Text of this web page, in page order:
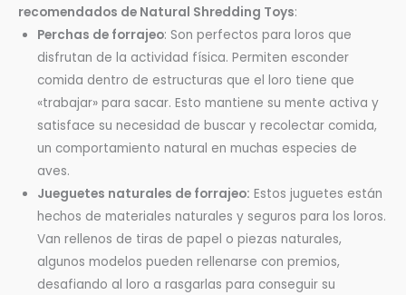
recomendados de Natural Shredding Toys:
Perchas de forrajeo: Son perfectos para loros que
disfrutan de la actividad física. Permiten esconder
comida dentro de estructuras que el loro tiene que
«trabajar» para sacar. Esto mantiene su mente activa y
satisface su necesidad de buscar y recolectar comida,
un comportamiento natural en muchas especies de
aves.
Jueguetes naturales de forrajeo: Estos juguetes están
hechos de materiales naturales y seguros para los loros.
Van rellenos de tiras de papel o piezas naturales,
algunos modelos pueden rellenarse con premios,
desafiando al loro a rasgarlas para conseguir su